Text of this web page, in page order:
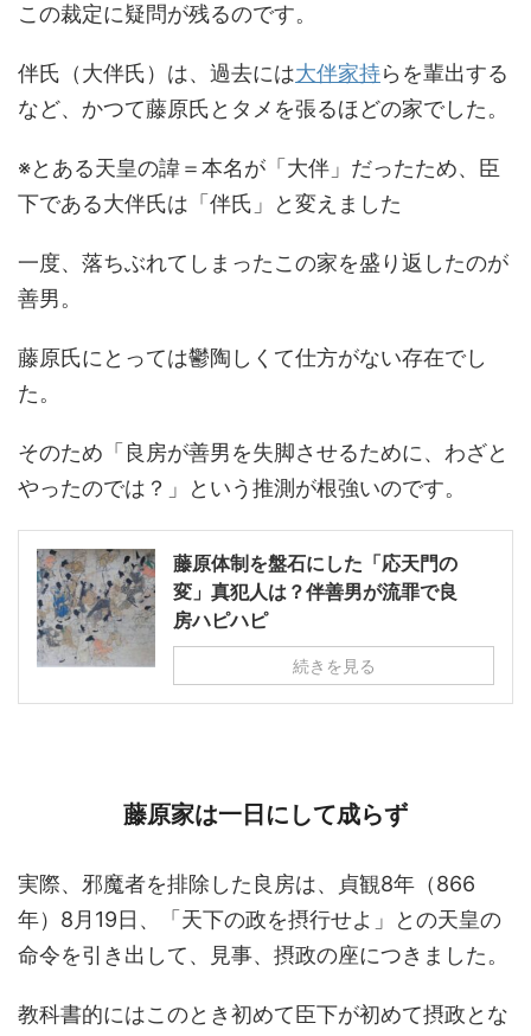
この裁定に疑問が残るのです。
伴氏（大伴氏）は、過去には大伴家持らを輩出する
など、かつて藤原氏とタメを張るほどの家でした。
※とある天皇の諱＝本名が「大伴」だったため、臣
下である大伴氏は「伴氏」と変えました
一度、落ちぶれてしまったこの家を盛り返したのが
善男。
藤原氏にとっては鬱陶しくて仕方がない存在でし
た。
そのため「良房が善男を失脚させるために、わざと
やったのでは？」という推測が根強いのです。
藤原体制を盤石にした「応天門の
変」真犯人は？伴善男が流罪で良
房ハピハピ
続きを見る
藤原家は一日にして成らず
実際、邪魔者を排除した良房は、貞観8年（866
年）8月19日、「天下の政を摂行せよ」との天皇の
命令を引き出して、見事、摂政の座につきました。
教科書的にはこのとき初めて臣下が初めて摂政とな